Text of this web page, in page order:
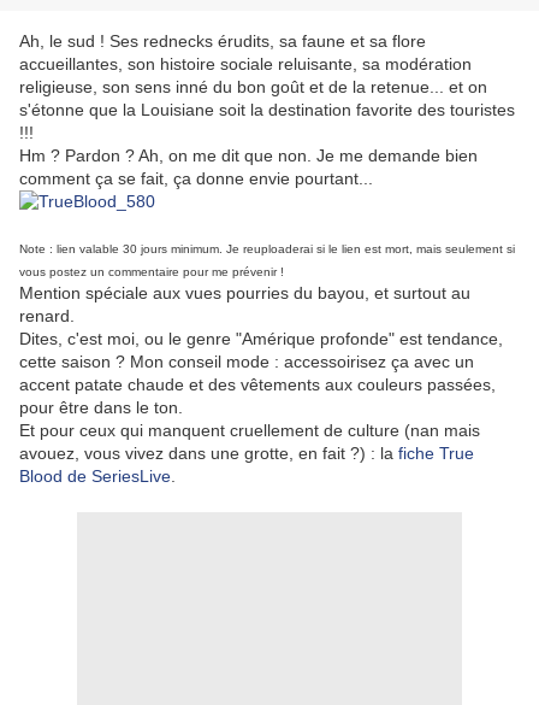
Ah, le sud ! Ses rednecks érudits, sa faune et sa flore
accueillantes, son histoire sociale reluisante, sa modération
religieuse, son sens inné du bon goût et de la retenue... et on
s'étonne que la Louisiane soit la destination favorite des touristes
!!!
Hm ? Pardon ? Ah, on me dit que non. Je me demande bien
comment ça se fait, ça donne envie pourtant...
Note : lien valable 30 jours minimum. Je reuploaderai si le lien est mort, mais seulement si
vous postez un commentaire pour me prévenir !
Mention spéciale aux vues pourries du bayou, et surtout au
renard.
Dites, c'est moi, ou le genre "Amérique profonde" est tendance,
cette saison ? Mon conseil mode : accessoirisez ça avec un
accent patate chaude et des vêtements aux couleurs passées,
pour être dans le ton.
Et pour ceux qui manquent cruellement de culture (nan mais
avouez, vous vivez dans une grotte, en fait ?) : la fiche True
Blood de SeriesLive